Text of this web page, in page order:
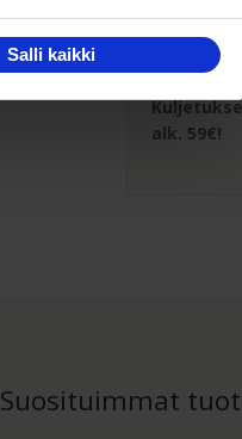
Salli kaikki
tuotteet
alk. 59€!
Suosituimmat